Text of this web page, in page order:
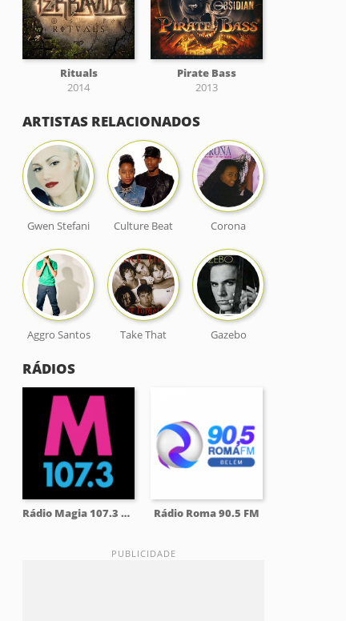
Rituals
2014
Pirate Bass
2013
ARTISTAS RELACIONADOS
Gwen Stefani Culture Beat Corona
Aggro Santos Take That Gazebo
RÁDIOS
Rádio Magia 107.3 FM Rádio Roma 90.5 FM